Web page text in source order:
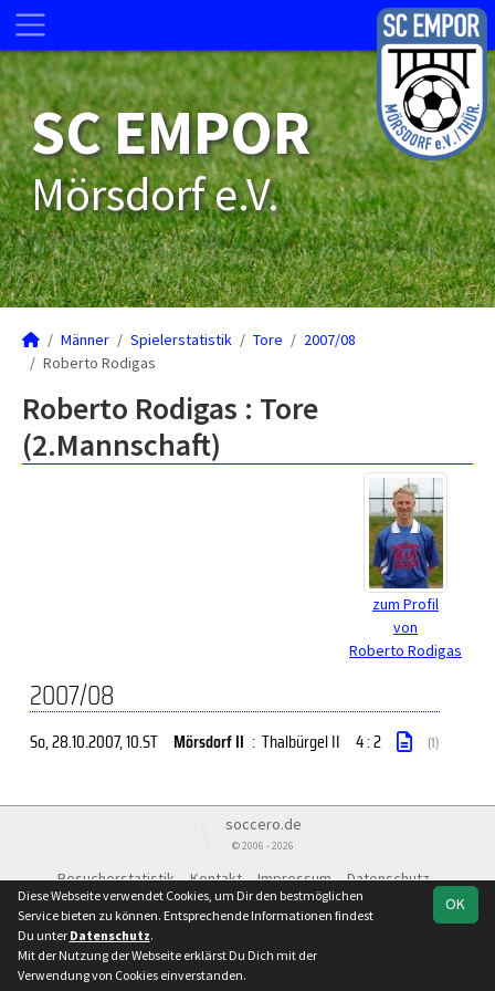
SC EMPOR
Mörsdorf e.V.
Männer Spielerstatistik Tore
2007/08
Roberto Rodigas
Roberto Rodigas : Tore
(2.Mannschaft)
zum Profil
von
Roberto Rodigas
2007/08
So, 28.10.2007, 10.ST Mörsdorf II : Thalbürgel II 4 : 2 (1)
soccero.de
© 2006 - 2026
Besucherstatistik Kontakt Impressum
Datenschutz
OK
Diese Webseite verwendet Cookies, um Dir den bestmöglichen
Service bieten zu können. Entsprechende Informationen findest
Du unter Datenschutz.
Mit der Nutzung der Webseite erklärst Du Dich mit der
Verwendung von Cookies einverstanden.